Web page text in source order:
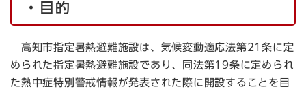
・目的
高知市指定暑熱避難施設は、気候変動適応法第21条に定
められた指定暑熱避難施設であり、同法第19条に定められ
た熱中症特別警戒情報が発表された際に開設することを目